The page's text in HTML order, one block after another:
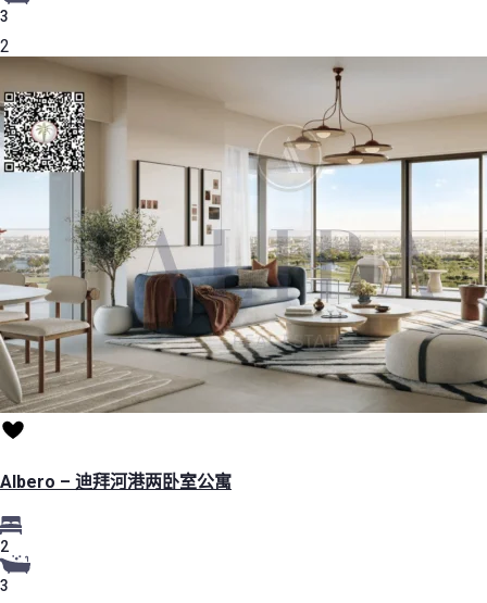
3
2
Albero – 迪拜河港两卧室公寓
2
3